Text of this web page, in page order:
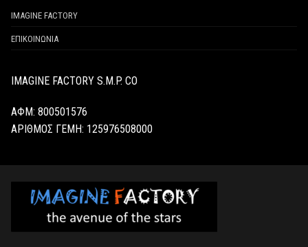
IMAGINE FACTORY
ΕΠΙΚΟΙΝΩΝΙΑ
IMAGINE FACTORY S.M.P. CO
ΑΦΜ: 800501576
ΑΡΙΘΜΟΣ ΓΕΜΗ: 125976508000